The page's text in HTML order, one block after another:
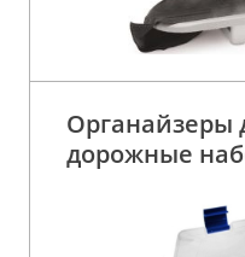
Органайзеры
дорожные